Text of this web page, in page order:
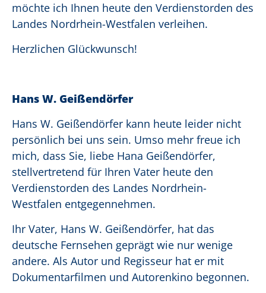
möchte ich Ihnen heute den Verdienstorden des
Landes Nordrhein-Westfalen verleihen.
Herzlichen Glückwunsch!
Hans W. Geißendörfer
Hans W. Geißendörfer kann heute leider nicht
persönlich bei uns sein. Umso mehr freue ich
mich, dass Sie, liebe Hana Geißendörfer,
stellvertretend für Ihren Vater heute den
Verdienstorden des Landes Nordrhein-
Westfalen entgegennehmen.
Ihr Vater, Hans W. Geißendörfer, hat das
deutsche Fernsehen geprägt wie nur wenige
andere. Als Autor und Regisseur hat er mit
Dokumentarfilmen und Autorenkino begonnen.